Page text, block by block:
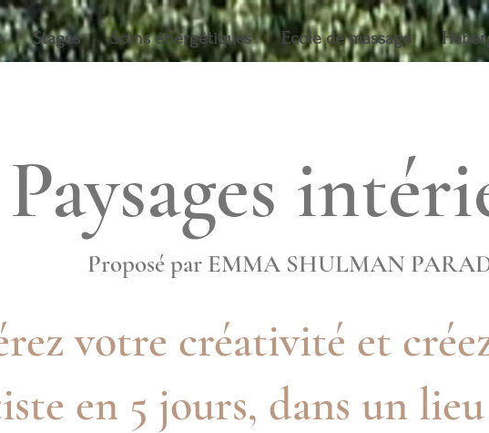
Stages Soins énergétiques Ecole de massage
Paysages
Proposé par EMMA SHULMAN
votre créativité et
en 5 jours, dans un